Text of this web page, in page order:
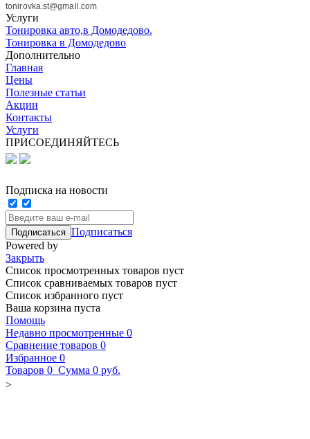
tonirovka.st@gmail.com
Услуги
Тонировка авто,в Домодедово.
Тонировка в Домодедово
Дополнительно
Главная
Цены
Полезные статьи
Акции
Контакты
Услуги
ПРИСОЕДИНЯЙТЕСЬ
Подписка на новости
Подписаться
Powered by
Закрыть
Список просмотренных товаров пуст
Список сравниваемых товаров пуст
Список избранного пуст
Ваша корзина пуста
Помощь
Недавно просмотренные 0
Сравнение товаров 0
Избранное 0
Товаров 0 Сумма 0 руб.
>